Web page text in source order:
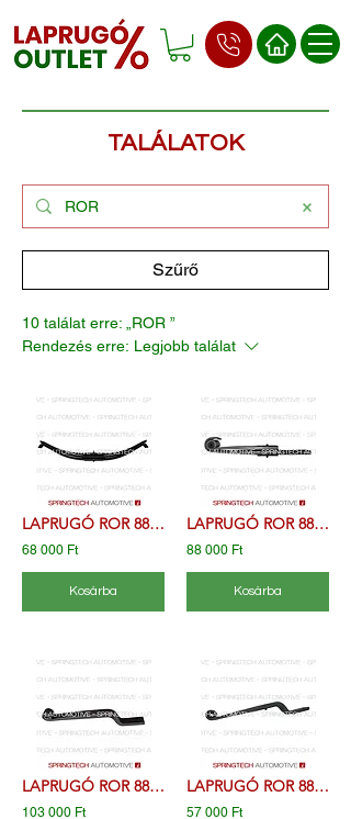
TALÁLATOK
Szűrő
10 találat erre: „ROR ”
Rendezés erre: Legjobb találat
LAPRUGÓ ROR 88759700 21204921 F260Z058ZA70
68 000 Ft
Kosárba
LAPRUGÓ ROR 88770200 21222118 F260Z103ZA75
88 000 Ft
Kosárba
LAPRUGÓ ROR 88771900 21224664 F260Z183ZA75
103 000 Ft
LAPRUGÓ ROR 88770100 21222247 F260Z104ZA75
57 000 Ft